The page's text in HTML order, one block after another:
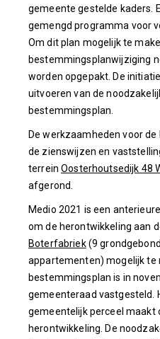
gemeente gestelde kaders.
gemengd programma voor
Om dit plan mogelijk te
bestemmingsplanwijziging
worden opgepakt. De
uitvoeren van de
bestemmingsplan.
De werkzaamheden voor
de zienswijzen en
terreinOosterhoutsedijk 48
afgerond.
Medio 2021 is een
om de herontwikkeling aan
Boterfabriek (9
appartementen) mogelijk te
bestemmingsplan is in
gemeenteraad vastgesteld.
gemeentelijk perceel maakt
herontwikkeling. De